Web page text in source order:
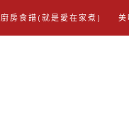
廚房食譜(就是愛在家煮) 美